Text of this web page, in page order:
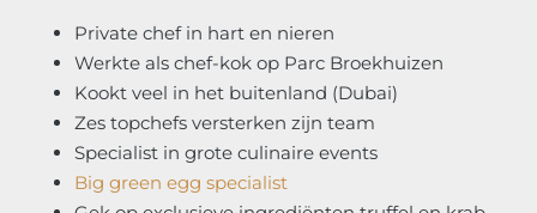
Private chef in hart en nieren
Werkte als chef-kok op Parc Broekhuizen
Kookt veel in het buitenland (Dubai)
Zes topchefs versterken zijn team
Specialist in grote culinaire events
Big green egg specialist